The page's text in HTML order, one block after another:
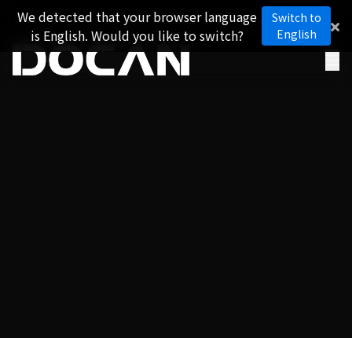
We detected that your browser language
is English. Would you like to switch?
Switch to
English